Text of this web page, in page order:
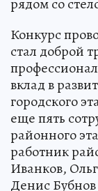
рядом со
Конкурс
стал доброй
вклад в
городского
еще пять
районного
работник
Иванков,
Денис